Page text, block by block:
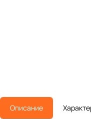
Описание